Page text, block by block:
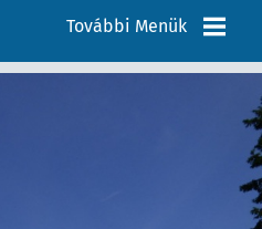
További Menük